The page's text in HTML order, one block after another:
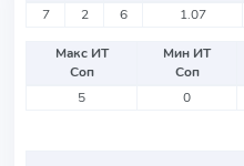
7
2 6 1.07
Макс ИТ
Соп
Мин ИТ
Соп
5
0